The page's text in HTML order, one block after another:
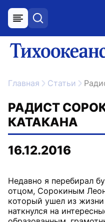
меню поиск
Главная Статьи
РАДИСТ
КАТАКАНА
16.12.2016
Недавно я перебирал
отцом, Сорокиным
который ушел из
наткнулся на